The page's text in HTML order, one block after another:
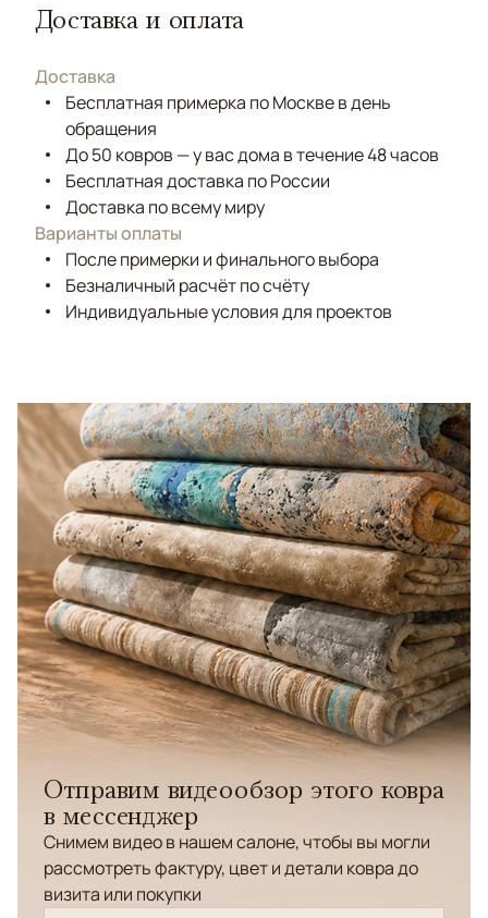
Доставка и оплата
Доставка
Бесплатная примерка по Москве в день
обращения
До 50 ковров — у вас дома в течение 48 часов
Бесплатная доставка по России
Доставка по всему миру
Варианты оплаты
После примерки и финального выбора
Безналичный расчёт по счёту
Индивидуальные условия для проектов
Отправим видеообзор этого ковра
в мессенджер
Снимем видео в нашем салоне, чтобы вы могли
рассмотреть фактуру, цвет и детали ковра до
визита или покупки